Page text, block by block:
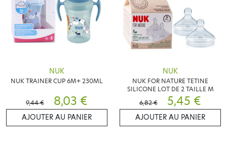
NUK
NUK TRAINER CUP 6M+ 230ML
9,44 € 8,03 €
AJOUTER AU PANIER
NUK
NUK FOR NATURE TETINE
SILICONE LOT DE 2 TAILLE M
6,82 €
5,45 €
AJOUTER AU PANIER